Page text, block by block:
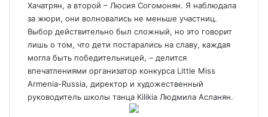
Хачатрян, а второй – Люсия Согомонян. Я наблюдала
за жюри, они волновались не меньше участниц.
Выбор действительно был сложный, но это говорит
лишь о том, что дети постарались на славу, каждая
могла быть победительницей, – делится
впечатлениями организатор конкурса Little Miss
Armenia-Russia, директор и художественный
руководитель школы танца Kilikia Людмила Асланян.